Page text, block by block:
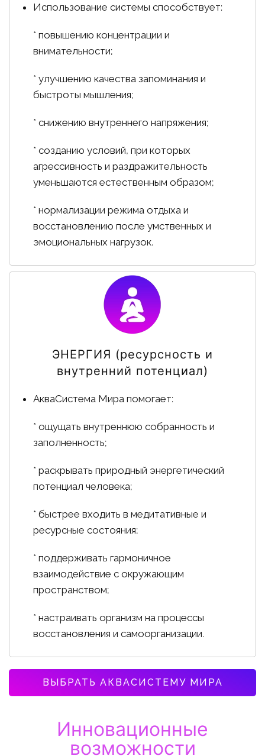
Использование системы способствует:
* повышению концентрации и
внимательности;
* улучшению качества запоминания и
быстроты мышления;
* снижению внутреннего напряжения;
* созданию условий, при которых
агрессивность и раздражительность
уменьшаются естественным образом;
* нормализации режима отдыха и
восстановлению после умственных и
эмоциональных нагрузок.
ЭНЕРГИЯ (ресурсность и
внутренний потенциал)
АкваСистема Мира помогает:
* ощущать внутреннюю собранность и
заполненность;
* раскрывать природный энергетический
потенциал человека;
* быстрее входить в медитативные и
ресурсные состояния;
* поддерживать гармоничное
взаимодействие с окружающим
пространством;
* настраивать организм на процессы
восстановления и самоорганизации.
ВЫБРАТЬ АКВАСИСТЕМУ МИРА
Инновационные
возможности